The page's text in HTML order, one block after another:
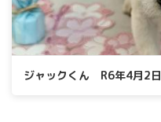
ジャックくん R6年4月2日